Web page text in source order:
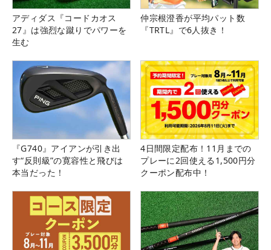
アディダス『コードカオス
27』は強烈な蹴りでパワーを
生む
仲宗根澄香が平均パット数
『TRTL』で6人抜き！
『G740』アイアンが引き出
す“反則級”の寛容性と飛びは
本当だった！
4日間限定配布！11月までの
プレーに2回使える1,500円分
クーポン配布中！